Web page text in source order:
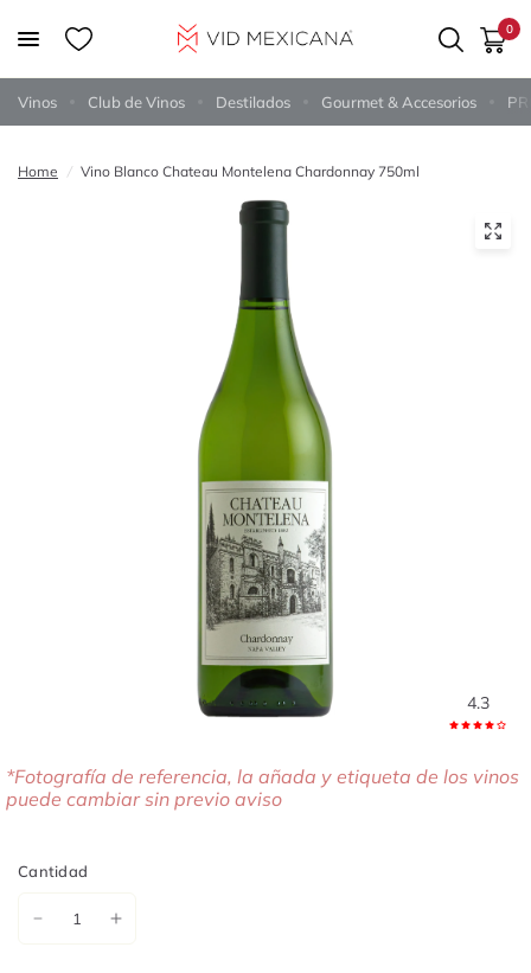
0
Vinos Club de Vinos Destilados Gourmet & Accesorios
Home / Vino Blanco Chateau Montelena Chardonnay 750ml
4.3
*Fotografía de referencia, la añada y etiqueta de los vinos
puede cambiar sin previo aviso
Cantidad